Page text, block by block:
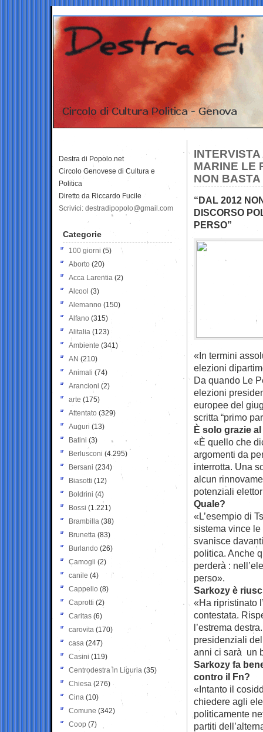
MARINE LE
NON BASTA
“DAL 2012
DISCORSO
PERSO”
«In termini
elezioni
Da quando Le
elezioni
europee del
scritta “primo
È solo grazie
«È quello che
argomenti da
interrotta. Una
alcun
potenziali
Quale?
«L’esempio di
sistema vince
svanisce
politica. Anche
perderà :
perso».
Sarkozy è
«Ha ripristinato
contestata.
l’estrema
presidenziali
anni ci sarà un
Sarkozy fa
contro il Fn?
«Intanto il
chiedere agli
politicamente
partiti
Destra di Popolo.net
Circolo Genovese di Cultura e
Politica
Diretto da Riccardo Fucile
Scrivici: destradipopolo@gmail.com
Categorie
100 giorni (5)
Aborto (20)
Acca Larentia (2)
Alcool (3)
Alemanno (150)
Alfano (315)
Alitalia (123)
Ambiente (341)
AN (210)
Animali (74)
Arancioni (2)
arte (175)
Attentato (329)
Auguri (13)
Batini (3)
Berlusconi (4.295)
Bersani (234)
Biasotti (12)
Boldrini (4)
Bossi (1.221)
Brambilla (38)
Brunetta (83)
Burlando (26)
Camogli (2)
canile (4)
Cappello (8)
Caprotti (2)
Caritas (6)
carovita (170)
casa (247)
Casini (119)
Centrodestra in Liguria (35)
Chiesa (276)
Cina (10)
Comune (342)
Coop (7)